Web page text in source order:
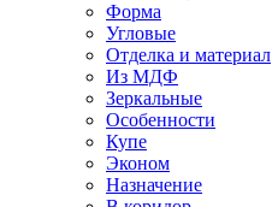
Форма
Угловые
Отделка и материал
Из МДФ
Зеркальные
Особенности
Купе
Эконом
Назначение